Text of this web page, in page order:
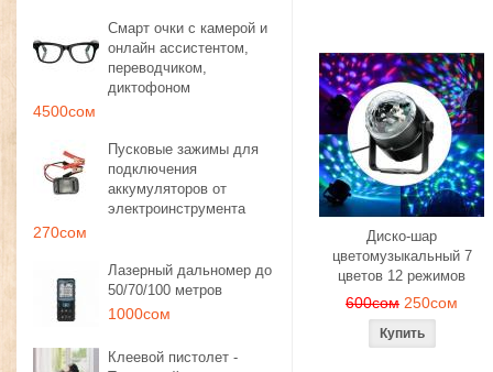
Смарт очки с камерой и
онлайн ассистентом,
переводчиком,
диктофоном
4500сом
Пусковые зажимы для
подключения
аккумуляторов от
электроинструмента
270сом
Лазерный дальномер до
50/70/100 метров
1000сом
Клеевой пистолет -
Диско-шар
цветомузыкальный 7
цветов 12 режимов
600сом 250сом